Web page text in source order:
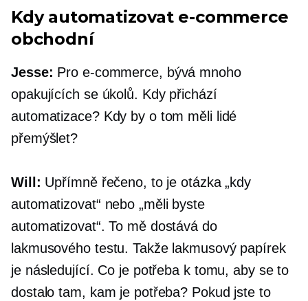
Kdy automatizovat e-commerce
obchodní
Jesse: Pro e-commerce, bývá mnoho
opakujících se úkolů. Kdy přichází
automatizace? Kdy by o tom měli lidé
přemýšlet?
Will: Upřímně řečeno, to je otázka „kdy
automatizovat“ nebo „měli byste
automatizovat“. To mě dostává do
lakmusového testu. Takže lakmusový papírek
je následující. Co je potřeba k tomu, aby se to
dostalo tam, kam je potřeba? Pokud jste to